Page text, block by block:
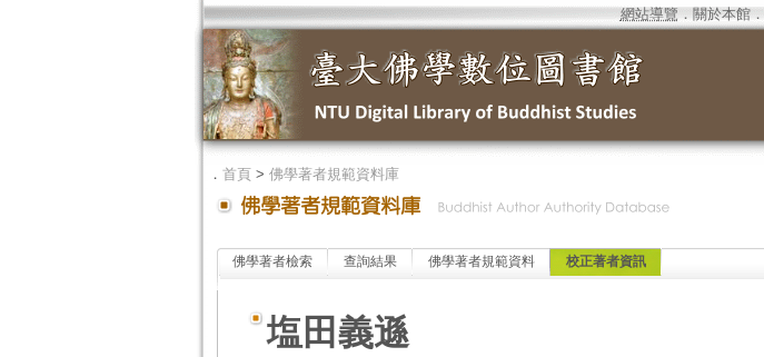
網站導覽 ． 關於本館．
． 首頁> 佛學著者規範資料庫
佛學著者檢索 查詢結果 佛學著者規範資料 校正著者資訊
塩田義遜